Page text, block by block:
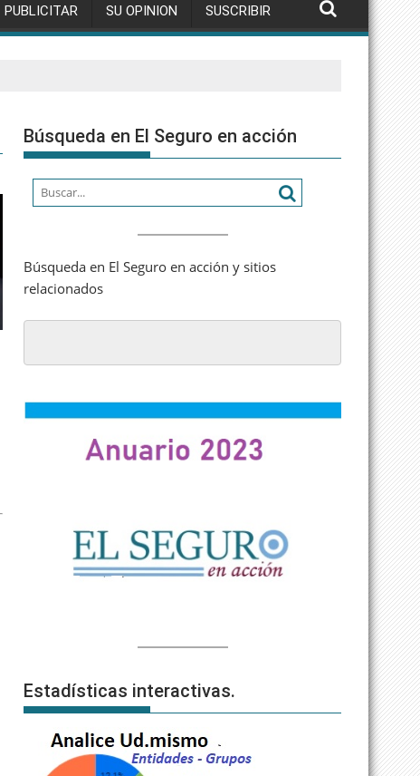
PUBLICITAR SU OPINION SUSCRIBIR
Búsqueda en El Seguro en acción
Búsqueda en El Seguro en acción y sitios
relacionados
Estadísticas interactivas.